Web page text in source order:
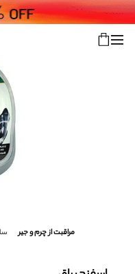
اکسسوری خانه
سایر محصولات
مراقبت از چرم و جیر